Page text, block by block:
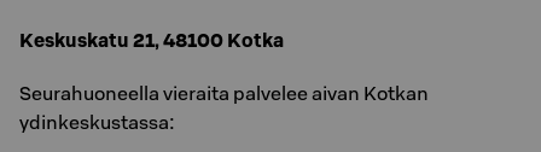
Keskuskatu 21, 48100 Kotka
Seurahuoneella vieraita palvelee aivan Kotkan
ydinkeskustassa: